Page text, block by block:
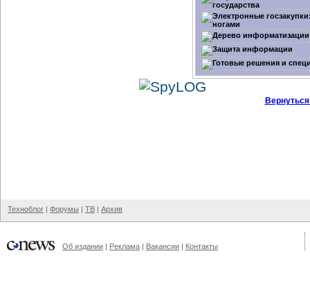
Техноблог | Форумы | ТВ | Архив
Об издании | Реклама | Вакансии | Контакты